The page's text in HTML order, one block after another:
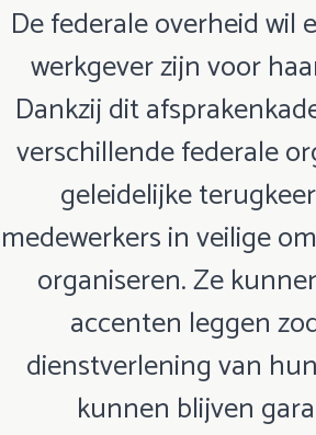
De federale overheid wil
werkgever zijn voor
Dankzij dit
verschillende federale
geleidelijke
medewerkers in veilige
organiseren. Ze
accenten leggen
dienstverlening van
kunnen blijven